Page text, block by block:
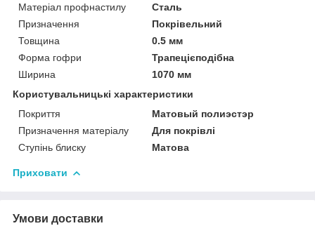
Матеріал профнастилу
Сталь
Призначення
Покрівельний
Товщина
0.5 мм
Форма гофри
Трапецієподібна
Ширина
1070 мм
Користувальницькі характеристики
Покриття
Матовый полиэстэр
Призначення матеріалу
Для покрівлі
Ступінь блиску
Матова
Приховати
Умови доставки